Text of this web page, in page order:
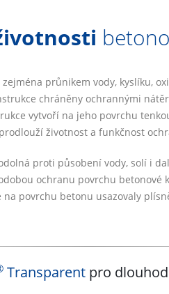
průnikem vody, kyslíku,
chráněny ochrannými
vytvoří na jeho povrchu
životnost a funkčnost
proti působení vody, solí i
ochranu povrchu betonové
povrchu betonu usazovaly
Transparent pro